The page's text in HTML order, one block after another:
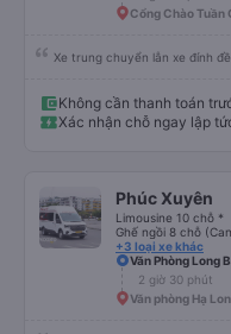
Cổng Chào Tuần
Xe trung chuyển lẫn xe đính
Không cần thanh toán
Xác nhận chỗ ngay lập
Phúc Xuyên
Limousine 10 chỗ *
Ghế ngồi 8 chỗ
+3 loại xe khác
Văn Phòng Long
2 giờ 30 phút
Văn phòng Hạ